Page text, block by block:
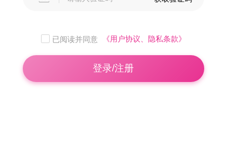
已阅读并同意 《用户协议、隐私条款》
登录/注册